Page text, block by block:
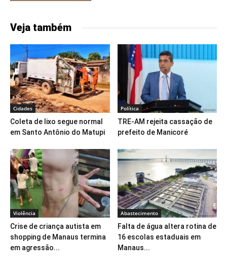
Veja também
Cidades
Coleta de lixo segue normal
em Santo Antônio do Matupi
Política
TRE-AM rejeita cassação de
prefeito de Manicoré
Violência
Crise de criança autista em
shopping de Manaus termina
em agressão...
Abastecimento
Falta de água altera rotina de
16 escolas estaduais em
Manaus...